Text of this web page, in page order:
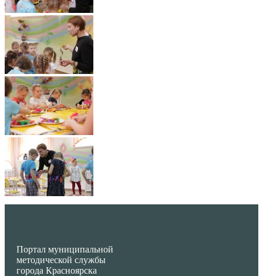
Портал муниципальной
методической службы
города Красноярска